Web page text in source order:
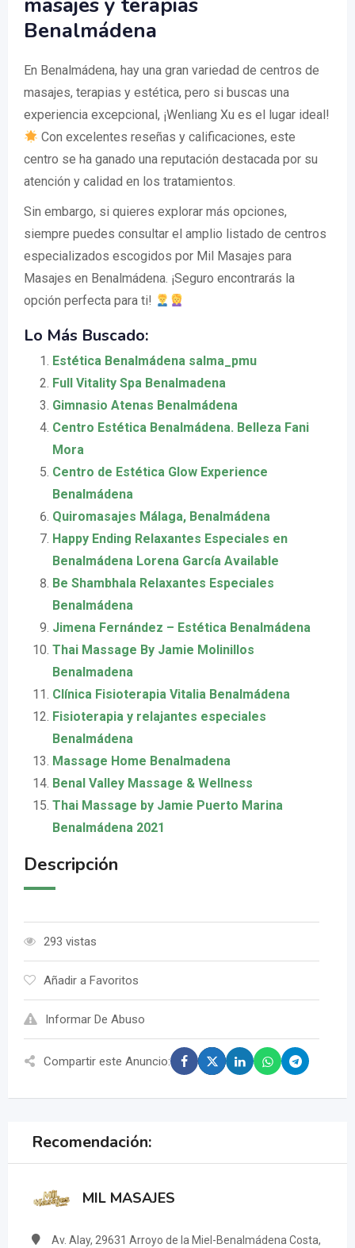
Benalmádena
En Benalmádena, hay una gran variedad de centros de
masajes, terapias y estética, pero si buscas una
experiencia excepcional, ¡Wenliang Xu es el lugar ideal!
Con excelentes reseñas y calificaciones, este
centro se ha ganado una reputación destacada por su
atención y calidad en los tratamientos.
Sin embargo, si quieres explorar más opciones,
siempre puedes consultar el amplio listado de centros
especializados escogidos por Mil Masajes para
Masajes en Benalmádena. ¡Seguro encontrarás la
opción perfecta para ti!
Lo Más Buscado:
Estética Benalmádena salma_pmu
Full Vitality Spa Benalmadena
Gimnasio Atenas Benalmádena
Centro Estética Benalmádena. Belleza Fani
Mora
Centro de Estética Glow Experience
Benalmádena
Quiromasajes Málaga, Benalmádena
Happy Ending Relaxantes Especiales en
Benalmádena Lorena García Available
Be Shambhala Relaxantes Especiales
Benalmádena
Jimena Fernández – Estética Benalmádena
Thai Massage By Jamie Molinillos
Benalmadena
Clínica Fisioterapia Vitalia Benalmádena
Fisioterapia y relajantes especiales
Benalmádena
Massage Home Benalmadena
Benal Valley Massage & Wellness
Thai Massage by Jamie Puerto Marina
Benalmádena 2021
Descripción
293 vistas
Añadir a Favoritos
Informar De Abuso
Compartir este Anuncio:
Recomendación:
MIL MASAJES
Av. Alay, 29631 Arroyo de la Miel-Benalmádena Costa,